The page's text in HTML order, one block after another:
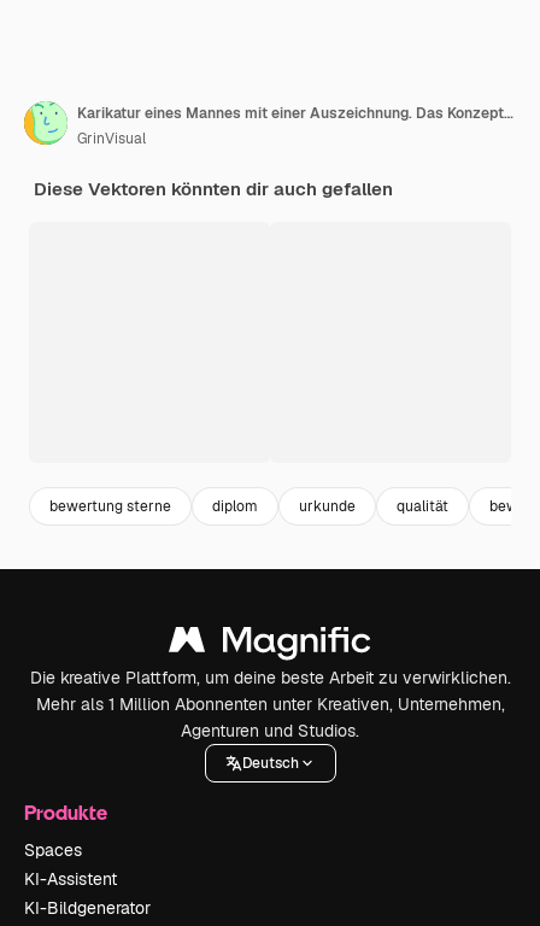
Karikatur eines Mannes mit einer Auszeichnung. Das Konzept, das Ziel zu erreichen. Stolz auf Leistung. Flaches Design
GrinVisual
Diese Vektoren könnten dir auch gefallen
bewertung sterne diplom urkunde qualität
Die kreative Plattform, um deine beste Arbeit zu verwirklichen.
Mehr als 1 Million Abonnenten unter Kreativen, Unternehmen,
Agenturen und Studios.
Deutsch
Produkte
Spaces
KI-Assistent
KI-Bildgenerator